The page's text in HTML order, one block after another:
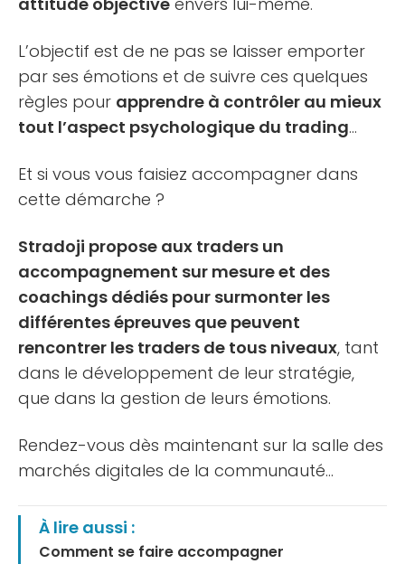
L’objectif est de ne pas se laisser emporter
par ses émotions et de suivre ces quelques
règles pour apprendre à contrôler au mieux
tout l’aspect psychologique du trading…
Et si vous vous faisiez accompagner dans
cette démarche ?
Stradoji propose aux traders un
accompagnement sur mesure et des
coachings dédiés pour surmonter les
différentes épreuves que peuvent
rencontrer les traders de tous niveaux, tant
dans le développement de leur stratégie,
que dans la gestion de leurs émotions.
Rendez-vous dès maintenant sur la salle des
marchés digitales de la communauté…
À lire aussi :
Comment se faire accompagner